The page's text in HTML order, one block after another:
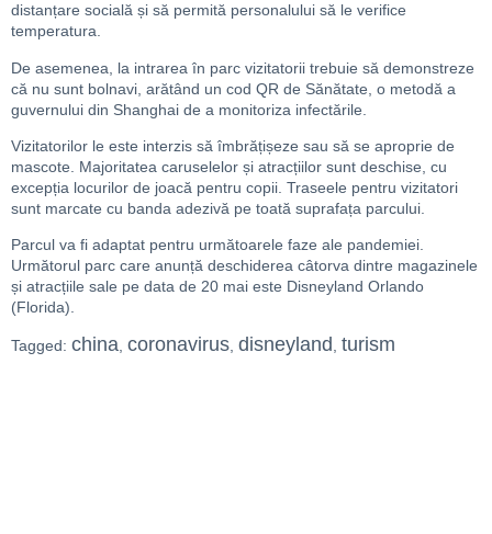
distanțare socială și să permită personalului să le verifice
temperatura.
De asemenea, la intrarea în parc vizitatorii trebuie să demonstreze
că nu sunt bolnavi, arătând un cod QR de Sănătate, o metodă a
guvernului din Shanghai de a monitoriza infectările.
Vizitatorilor le este interzis să îmbrățișeze sau să se aproprie de
mascote. Majoritatea caruselelor și atracțiilor sunt deschise, cu
excepția locurilor de joacă pentru copii. Traseele pentru vizitatori
sunt marcate cu banda adezivă pe toată suprafața parcului.
Parcul va fi adaptat pentru următoarele faze ale pandemiei.
Următorul parc care anunță deschiderea câtorva dintre magazinele
și atracțiile sale pe data de 20 mai este Disneyland Orlando
(Florida).
Tagged: china coronavirus disneyland turism